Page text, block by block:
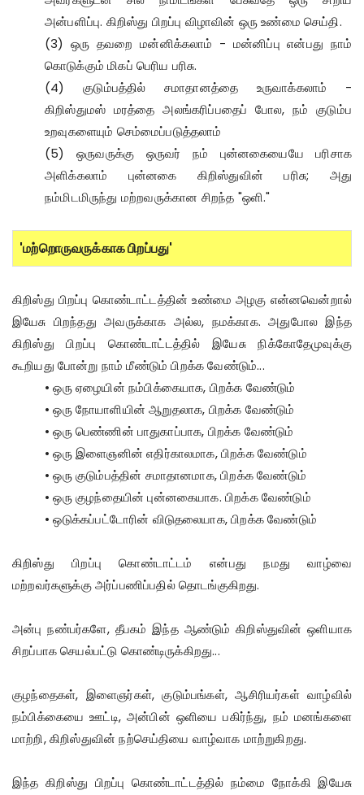
அன்பளிப்பு. கிறிஸ்து பிறப்பு விழாவின் ஒரு உண்மை செய்தி.
(3) ஒரு தவறை மன்னிக்கலாம் - மன்னிப்பு என்பது நாம்
கொடுக்கும் மிகப் பெரிய பரிசு.
(4) குடும்பத்தில் சமாதானத்தை உருவாக்கலாம் -
கிறிஸ்துமஸ் மரத்தை அலங்கரிப்பதைப் போல, நம் குடும்ப
உறவுகளையும் செம்மைப்படுத்தலாம்
(5) ஒருவருக்கு ஒருவர் நம் புன்னகையையே பரிசாக
அளிக்கலாம் புன்னகை கிறிஸ்துவின் பரிசு; அது
நம்மிடமிருந்து மற்றவருக்கான சிறந்த "ஒளி."
'மற்றொருவருக்காக பிறப்பது'
கிறிஸ்து பிறப்பு கொண்டாட்டத்தின் உண்மை அழகு என்னவென்றால்
இயேசு பிறந்தது அவருக்காக அல்ல, நமக்காக. அதுபோல இந்த
கிறிஸ்து பிறப்பு கொண்டாட்டத்தில் இயேசு நிக்கோதேமுவுக்கு
கூறியது போன்று நாம் மீண்டும் பிறக்க வேண்டும்...
• ஒரு ஏழையின் நம்பிக்கையாக, பிறக்க வேண்டும்
• ஒரு நோயாளியின் ஆறுதலாக, பிறக்க வேண்டும்
• ஒரு பெண்ணின் பாதுகாப்பாக, பிறக்க வேண்டும்
• ஒரு இளைஞனின் எதிர்காலமாக, பிறக்க வேண்டும்
• ஒரு குடும்பத்தின் சமாதானமாக, பிறக்க வேண்டும்
• ஒரு குழந்தையின் புன்னகையாக. பிறக்க வேண்டும்
• ஒடுக்கப்பட்டோரின் விடுதலையாக, பிறக்க வேண்டும்
கிறிஸ்து பிறப்பு கொண்டாட்டம் என்பது நமது வாழ்வை
மற்றவர்களுக்கு அர்ப்பணிப்பதில் தொடங்குகிறது.
அன்பு நண்பர்களே, தீபகம் இந்த ஆண்டும் கிறிஸ்துவின் ஒளியாக
சிறப்பாக செயல்பட்டு கொண்டிருக்கிறது...
குழந்தைகள், இளைஞர்கள், குடும்பங்கள், ஆசிரியர்கள் வாழ்வில்
நம்பிக்கையை ஊட்டி, அன்பின் ஒளியை பகிர்ந்து, நம் மனங்களை
மாற்றி, கிறிஸ்துவின் நற்செய்தியை வாழ்வாக மாற்றுகிறது.
இந்த கிறிஸ்து பிறப்பு கொண்டாட்டத்தில் நம்மை நோக்கி இயேசு